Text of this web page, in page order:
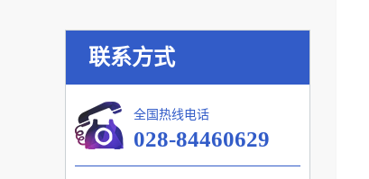
联系方式
全国热线电话
028-84460629